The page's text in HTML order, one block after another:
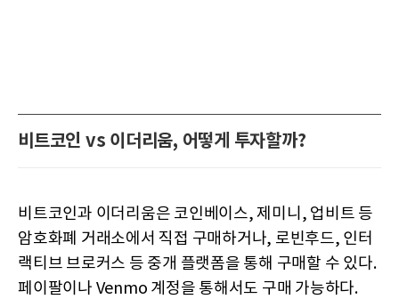
비트코인 vs 이더리움, 어떻게 투자할까?
비트코인과 이더리움은 코인베이스, 제미니, 업비트 등
암호화폐 거래소에서 직접 구매하거나, 로빈후드, 인터
랙티브 브로커스 등 중개 플랫폼을 통해 구매할 수 있다.
페이팔이나 Venmo 계정을 통해서도 구매 가능하다.